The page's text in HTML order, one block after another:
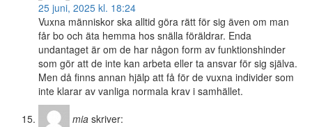
25 juni, 2025 kl. 18:24
Vuxna människor ska alltid göra rätt för sig även om man
får bo och äta hemma hos snälla föräldrar. Enda
undantaget är om de har någon form av funktionshinder
som gör att de inte kan arbeta eller ta ansvar för sig själva.
Men då finns annan hjälp att få för de vuxna individer som
inte klarar av vanliga normala krav i samhället.
mia skriver: